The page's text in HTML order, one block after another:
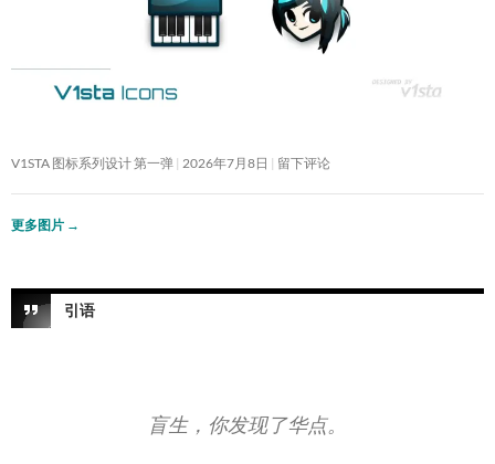
V1STA 图标系列设计 第一弹 2026年7月8日 留下评论
更多图片 →
引语
盲生，你发现了华点。